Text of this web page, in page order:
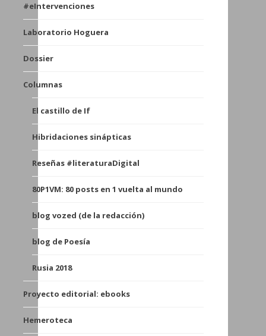
#eIntervenciones
Laboratorio Hoguera
Dossier
Columnas
El castillo de If
Hibridaciones sinápticas
Reseñas #literaturaDigital
80P1VM: 80 posts en 1 vuelta al mundo
blog vozed (de la redacción)
blog de Poesía
Rusia 2018
Proyecto editorial: ebooks
Hemeroteca